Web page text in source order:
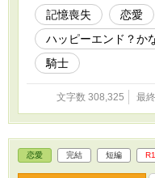
記憶喪失 恋愛
ハッピーエンド？か
騎士
文字数 308,325 最
恋愛 完結 短編